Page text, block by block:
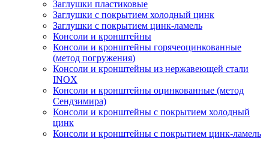
Заглушки пластиковые
Заглушки с покрытием холодный цинк
Заглушки с покрытием цинк-ламель
Консоли и кронштейны
Консоли и кронштейны горячеоцинкованные
(метод погружения)
Консоли и кронштейны из нержавеющей стали
INOX
Консоли и кронштейны оцинкованные (метод
Сендзимира)
Консоли и кронштейны с покрытием холодный
цинк
Консоли и кронштейны с покрытием цинк-ламель